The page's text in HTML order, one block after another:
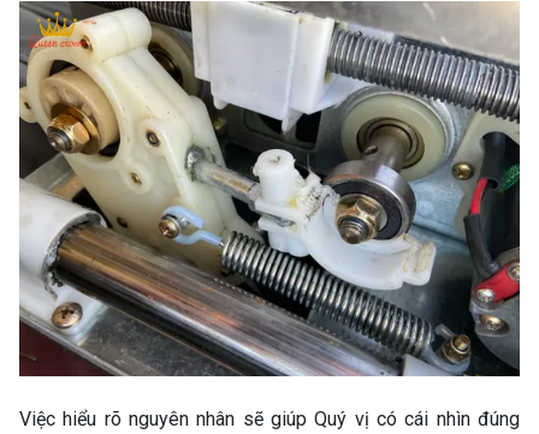
Việc hiểu rõ nguyên nhân sẽ giúp Quý vị có cái nhìn đúng